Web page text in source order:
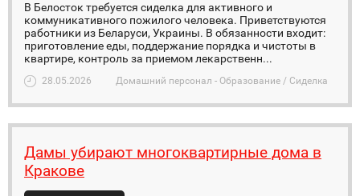
В Белосток требуется сиделка для активного и
коммуникативного пожилого человека. Приветствуются
работники из Беларуси, Украины. В обязанности входит:
приготовление еды, поддержание порядка и чистоты в
квартире, контроль за приемом лекарственн...
28.05.2026 Домашний персонал - Образование / Сиделка
Дамы убирают многоквартирные дома в
Кракове